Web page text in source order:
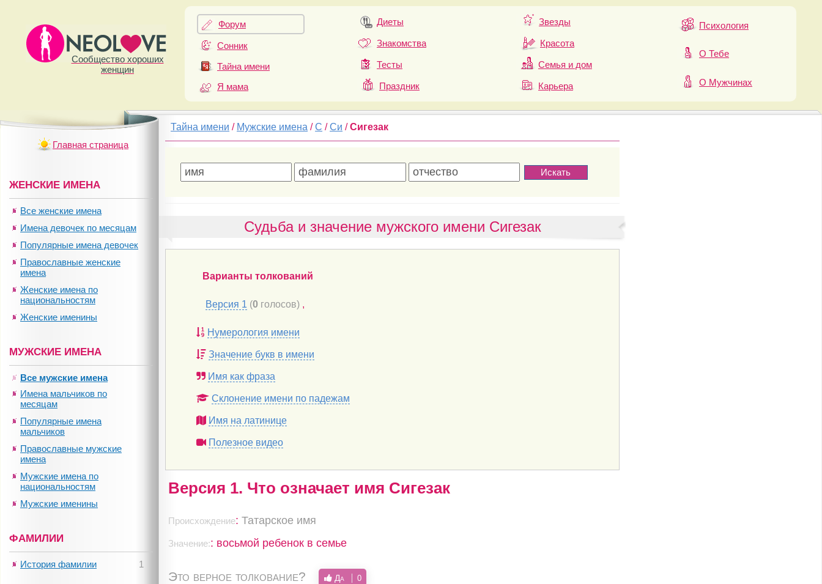
Сообщество хороших
женщин
Форум
Сонник
Тайна имени
Я мама
Диеты
Знакомства
Тесты
Праздник
Звезды
Красота
Семья и дом
Карьера
Психология
О Тебе
О Мужчинах
Тайна имени / Мужские имена /С /Си /Сигезак
Судьба и значение мужского имени Сигезак
Варианты толкований
Версия 1 (0 голосов) ,
Нумерология имени
Значение букв в имени
Имя как фраза
Склонение имени по падежам
Имя на латинице
Полезное видео
Версия 1. Что означает имя Сигезак
Происхождение:Татарское имя
Значение:: восьмой ребенок в семье
Это верное толкование? Да 0
Главная страница
ЖЕНСКИЕ ИМЕНА
Все женские имена
Имена девочек по месяцам
Популярные имена девочек
Православные женские
имена
Женские имена по
национальностям
Женские именины
МУЖСКИЕ ИМЕНА
Все мужские имена
Имена мальчиков по
месяцам
Популярные имена
мальчиков
Православные мужские
имена
Мужские имена по
национальностям
Мужские именины
ФАМИЛИИ
1
История фамилии